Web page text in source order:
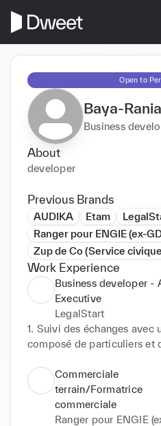
Open to
Baya-
Business
About
developer
Previous Brands
AUDIKA Etam
Ranger pour ENGIE (ex-
Zup de Co (Service
Work Experience
Business developer -
Executive
LegalStart
1. Suivi des échanges
composé de particuliers et
Échanger avec les
projets de création de
(SCI/SASU/AE/EI/
chat 3. Échanger avec une
internationale 4.
Commerciale
terrain/Formatrice
commerciale
Ranger pour ENGIE